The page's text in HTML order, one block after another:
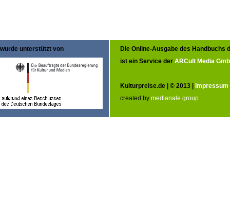
wurde unterstützt von
Die Online-Ausgabe des Handbuchs
ist ein Service der ARCult Media
Kulturpreise.de | © 2013 | Impressum
created by medianale group